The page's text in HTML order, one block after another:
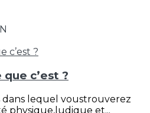
c’est ?
dans lequel voustrouverez
physique,ludique et...